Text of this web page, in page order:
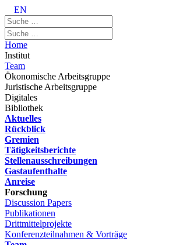
EN
Home
Institut
Team
Ökonomische Arbeitsgruppe
Juristische Arbeitsgruppe
Digitales
Bibliothek
Aktuelles
Rückblick
Gremien
Tätigkeitsberichte
Stellenausschreibungen
Gastaufenthalte
Anreise
Forschung
Discussion Papers
Publikationen
Drittmittelprojekte
Konferenzteilnahmen & Vorträge